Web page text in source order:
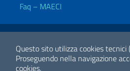
Questo sito utilizza cookies tecnici
Proseguendo nella navigazione
cookies.
Faq – MAECI
Link Utili